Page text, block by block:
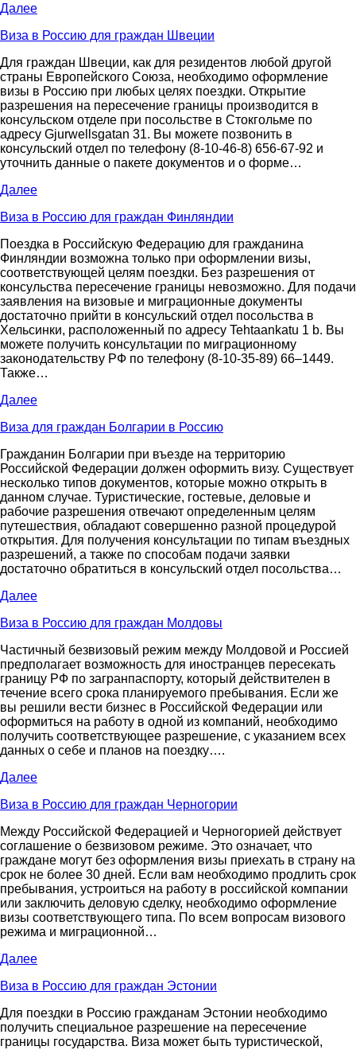
Далее
Виза в Россию для граждан Швеции
Для граждан Швеции, как для резидентов любой другой
страны Европейского Союза, необходимо оформление
визы в Россию при любых целях поездки. Открытие
разрешения на пересечение границы производится в
консульском отделе при посольстве в Стокгольме по
адресу Gjurwellsgatan 31. Вы можете позвонить в
консульский отдел по телефону (8-10-46-8) 656-67-92 и
уточнить данные о пакете документов и о форме…
Далее
Виза в Россию для граждан Финляндии
Поездка в Российскую Федерацию для гражданина
Финляндии возможна только при оформлении визы,
соответствующей целям поездки. Без разрешения от
консульства пересечение границы невозможно. Для подачи
заявления на визовые и миграционные документы
достаточно прийти в консульский отдел посольства в
Хельсинки, расположенный по адресу Tehtaankatu 1 b. Вы
можете получить консультации по миграционному
законодательству РФ по телефону (8-10-35-89) 66–1449.
Также…
Далее
Виза для граждан Болгарии в Россию
Гражданин Болгарии при въезде на территорию
Российской Федерации должен оформить визу. Существует
несколько типов документов, которые можно открыть в
данном случае. Туристические, гостевые, деловые и
рабочие разрешения отвечают определенным целям
путешествия, обладают совершенно разной процедурой
открытия. Для получения консультации по типам въездных
разрешений, а также по способам подачи заявки
достаточно обратиться в консульский отдел посольства…
Далее
Виза в Россию для граждан Молдовы
Частичный безвизовый режим между Молдовой и Россией
предполагает возможность для иностранцев пересекать
границу РФ по загранпаспорту, который действителен в
течение всего срока планируемого пребывания. Если же
вы решили вести бизнес в Российской Федерации или
оформиться на работу в одной из компаний, необходимо
получить соответствующее разрешение, с указанием всех
данных о себе и планов на поездку….
Далее
Виза в Россию для граждан Черногории
Между Российской Федерацией и Черногорией действует
соглашение о безвизовом режиме. Это означает, что
граждане могут без оформления визы приехать в страну на
срок не более 30 дней. Если вам необходимо продлить срок
пребывания, устроиться на работу в российской компании
или заключить деловую сделку, необходимо оформление
визы соответствующего типа. По всем вопросам визового
режима и миграционной…
Далее
Виза в Россию для граждан Эстонии
Для поездки в Россию гражданам Эстонии необходимо
получить специальное разрешение на пересечение
границы государства. Виза может быть туристической,